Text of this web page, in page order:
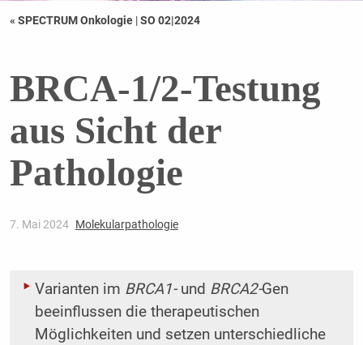
« SPECTRUM Onkologie |SO 02|2024
BRCA-1/2-Testung
aus Sicht der
Pathologie
7. Mai 2024 Molekularpathologie
Varianten im BRCA1-und BRCA2-Gen
beeinflussen die therapeutischen
Möglichkeiten und setzen unterschiedliche